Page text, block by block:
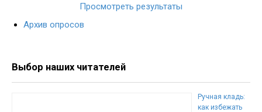
Просмотреть результаты
Архив опросов
Выбор наших читателей
Ручная кладь:
как избежать